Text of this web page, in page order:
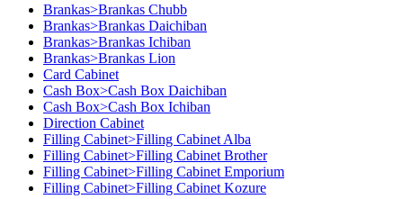
Brankas>Brankas Chubb
Brankas>Brankas Daichiban
Brankas>Brankas Ichiban
Brankas>Brankas Lion
Card Cabinet
Cash Box>Cash Box Daichiban
Cash Box>Cash Box Ichiban
Direction Cabinet
Filling Cabinet>Filling Cabinet Alba
Filling Cabinet>Filling Cabinet Brother
Filling Cabinet>Filling Cabinet Emporium
Filling Cabinet>Filling Cabinet Kozure